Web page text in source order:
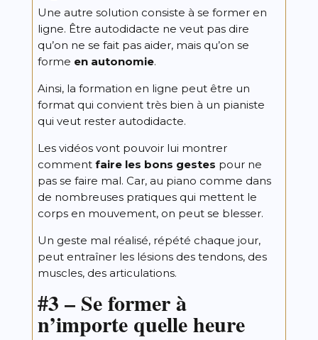
Une autre solution consiste à se former en
ligne. Être autodidacte ne veut pas dire
qu’on ne se fait pas aider, mais qu’on se
forme en autonomie.
Ainsi, la formation en ligne peut être un
format qui convient très bien à un pianiste
qui veut rester autodidacte.
Les vidéos vont pouvoir lui montrer
comment faire les bons gestes pour ne
pas se faire mal. Car, au piano comme dans
de nombreuses pratiques qui mettent le
corps en mouvement, on peut se blesser.
Un geste mal réalisé, répété chaque jour,
peut entraîner les lésions des tendons, des
muscles, des articulations.
#3 –Se former à
n’importe quelle heure